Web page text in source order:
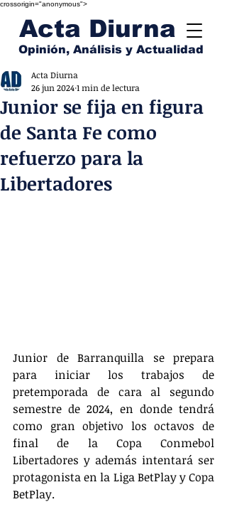
crossorigin="anonymous">
Acta Diurna
Opinión, Análisis y Actualidad
Junior se fija en figura
de Santa Fe como
refuerzo para la
Libertadores
Acta Diurna
26 jun 20241 min de lectura
Junior de Barranquilla se prepara
para iniciar los trabajos de
pretemporada de cara al segundo
semestre de 2024, en donde tendrá
como gran objetivo los octavos de
final de la Copa Conmebol
Libertadores y además intentará ser
protagonista en la Liga BetPlay y Copa
BetPlay.